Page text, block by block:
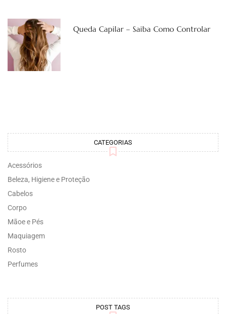
Queda Capilar – Saiba Como Controlar
CATEGORIAS
Acessórios
Beleza, Higiene e Proteção
Cabelos
Corpo
Mãoe e Pés
Maquiagem
Rosto
Perfumes
POST TAGS